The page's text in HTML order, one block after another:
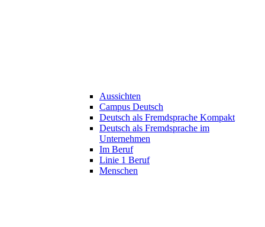
Aussichten
Campus Deutsch
Deutsch als Fremdsprache Kompakt
Deutsch als Fremdsprache im
Unternehmen
Im Beruf
Linie 1 Beruf
Menschen